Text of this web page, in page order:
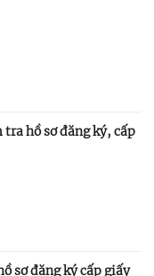
tra hồ sơ đăng ký, cấp
sơ đăng ký cấp giấy